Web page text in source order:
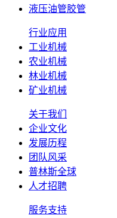
液压油管胶管
行业应用
工业机械
农业机械
林业机械
矿业机械
关于我们
企业文化
发展历程
团队风采
普林斯全球
人才招聘
服务支持